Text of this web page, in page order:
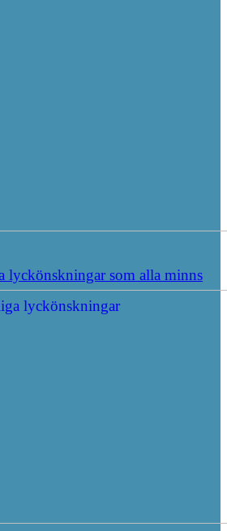
lyckönskningar som alla minns